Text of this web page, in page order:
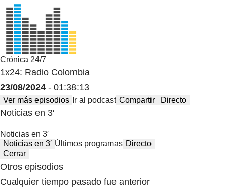
Crónica 24/7
1x24: Radio Colombia
23/08/2024 - 01:38:13
Ver más episodios Ir al podcast Compartir Directo
Noticias en 3′
Noticias en 3′
Noticias en 3′ Últimos programas Directo
Cerrar
Otros episodios
Cualquier tiempo pasado fue anterior